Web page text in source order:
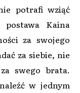
potrafi wziąć
Kaina
za swojego
za siebie, nie
swego brata.
w jednym